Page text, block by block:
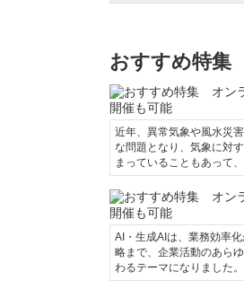
おすすめ特集
近年、異常気象や風水災
な問題となり、気象に対
まっていることもあって
AI・生成AIは、業務効率
略まで、企業活動のあら
わるテーマになりました